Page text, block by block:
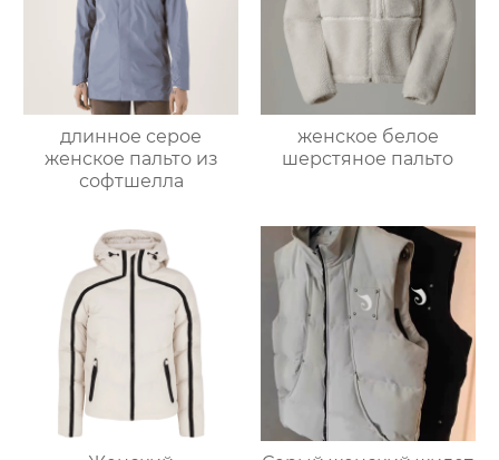
длинное серое
женское пальто из
софтшелла
женское белое
шерстяное пальто